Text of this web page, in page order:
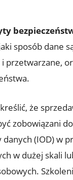
sposób dane
przetwarzane,
że
zobowiązani
(IOD) w
w dużej skali